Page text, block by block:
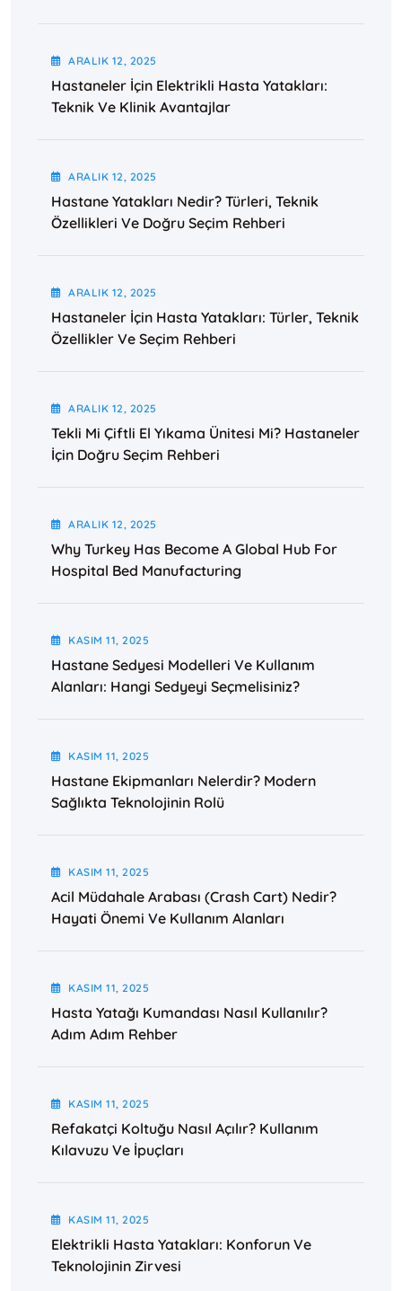
ARALIK 12, 2025
Hastaneler İçin Elektrikli Hasta Yatakları:
Teknik Ve Klinik Avantajlar
ARALIK 12, 2025
Hastane Yatakları Nedir? Türleri, Teknik
Özellikleri Ve Doğru Seçim Rehberi
ARALIK 12, 2025
Hastaneler İçin Hasta Yatakları: Türler, Teknik
Özellikler Ve Seçim Rehberi
ARALIK 12, 2025
Tekli Mi Çiftli El Yıkama Ünitesi Mi? Hastaneler
İçin Doğru Seçim Rehberi
ARALIK 12, 2025
Why Turkey Has Become A Global Hub For
Hospital Bed Manufacturing
KASIM11, 2025
Hastane Sedyesi Modelleri Ve Kullanım
Alanları: Hangi Sedyeyi Seçmelisiniz?
KASIM11, 2025
Hastane Ekipmanları Nelerdir? Modern
Sağlıkta Teknolojinin Rolü
KASIM11, 2025
Acil Müdahale Arabası (Crash Cart) Nedir?
Hayati Önemi Ve Kullanım Alanları
KASIM11, 2025
Hasta Yatağı Kumandası Nasıl Kullanılır?
Adım Adım Rehber
KASIM11, 2025
Refakatçi Koltuğu Nasıl Açılır? Kullanım
Kılavuzu Ve İpuçları
KASIM11, 2025
Elektrikli Hasta Yatakları: Konforun Ve
Teknolojinin Zirvesi